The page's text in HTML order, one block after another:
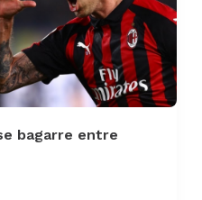
bagarre entre